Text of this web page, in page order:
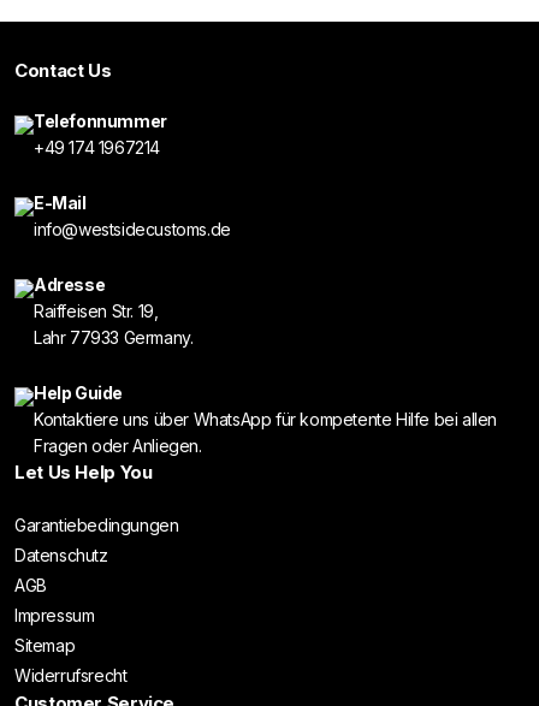
Contact Us
Telefonnummer
+49 174 1967214
E-Mail
info@westsidecustoms.de
Adresse
Raiffeisen Str. 19,
Lahr 77933 Germany.
Help Guide
Kontaktiere uns über WhatsApp für kompetente Hilfe bei allen
Fragen oder Anliegen.
Let Us Help You
Garantiebedingungen
Datenschutz
AGB
Impressum
Sitemap
Widerrufsrecht